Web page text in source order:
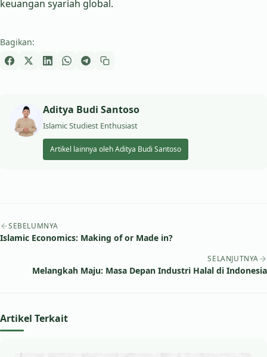
keuangan syariah global.
Bagikan:
Aditya Budi Santoso
Islamic Studiest Enthusiast
Artikel lainnya oleh Aditya Budi Santoso
Navigasi artikel
SEBELUMNYA
Islamic Economics: Making of or Made in?
SELANJUTNYA
Melangkah Maju: Masa Depan Industri Halal di Indonesia
Artikel Terkait